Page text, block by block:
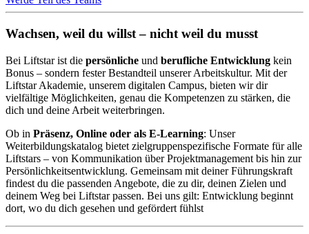
Wachsen, weil du willst – nicht weil du musst
Bei Liftstar ist die persönliche und berufliche Entwicklung kein
Bonus – sondern fester Bestandteil unserer Arbeitskultur. Mit der
Liftstar Akademie, unserem digitalen Campus, bieten wir dir
vielfältige Möglichkeiten, genau die Kompetenzen zu stärken, die
dich und deine Arbeit weiterbringen.
Ob in Präsenz, Online oder als E-Learning: Unser
Weiterbildungskatalog bietet zielgruppenspezifische Formate für alle
Liftstars – von Kommunikation über Projektmanagement bis hin zur
Persönlichkeitsentwicklung. Gemeinsam mit deiner Führungskraft
findest du die passenden Angebote, die zu dir, deinen Zielen und
deinem Weg bei Liftstar passen. Bei uns gilt: Entwicklung beginnt
dort, wo du dich gesehen und gefördert fühlst